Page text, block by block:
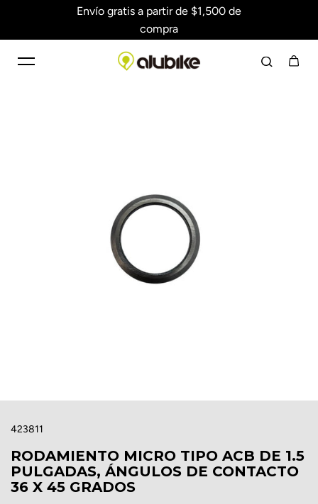
Saltar al contenidoEnvío gratis a partir de $1,500 de
compra
423811
RODAMIENTO MICRO TIPO ACB DE 1.5
PULGADAS, ÁNGULOS DE CONTACTO
36 X 45 GRADOS